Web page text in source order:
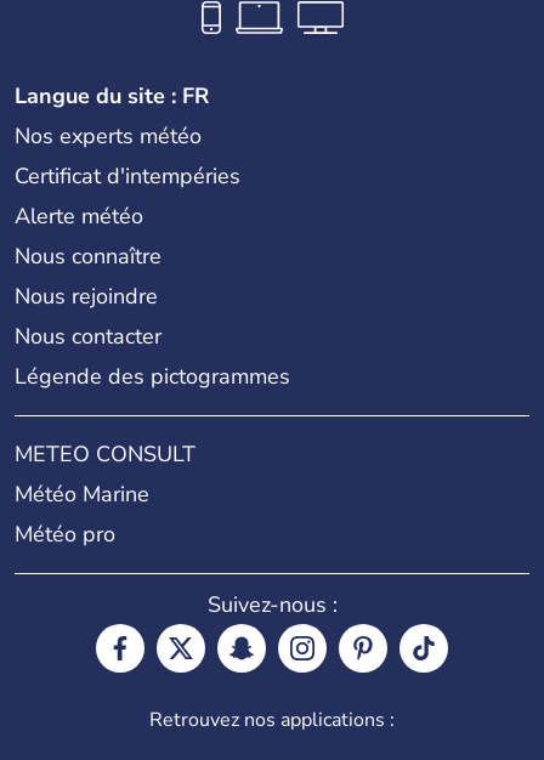
Langue du site : FR
Nos experts météo
Certificat d'intempéries
Alerte météo
Nous connaître
Nous rejoindre
Nous contacter
Légende des pictogrammes
METEO CONSULT
Météo Marine
Météo pro
Suivez-nous :
Retrouvez nos applications :